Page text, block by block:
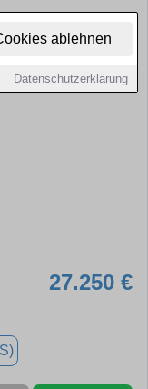
ablehnen
Datenschutzerklärung
27.250 €